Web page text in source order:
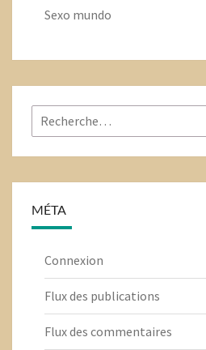
Sexo mundo
Rechercher
:
MÉTA
Connexion
Flux des publications
Flux des commentaires